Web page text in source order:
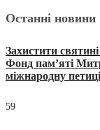
Останні новини
Захистити
Фонд пам’яті
міжнародну
59